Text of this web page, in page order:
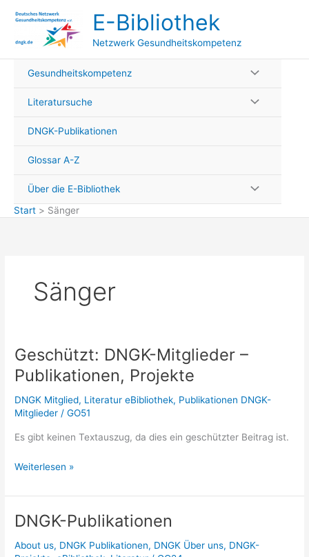
Inhalt
E-Bibliothek
Netzwerk Gesundheitskompetenz
Gesundheitskompetenz
Literatursuche
DNGK-Publikationen
Glossar A-Z
Über die E-Bibliothek
Start
Sänger
Sänger
Geschützt: DNGK-Mitglieder –
Publikationen, Projekte
DNGK Mitglied, Literatur eBibliothek, Publikationen DNGK-
Mitglieder /GO51
Es gibt keinen Textauszug, da dies ein geschützter Beitrag ist.
Geschützt:
Mitglieder
Publikationen,
Projekte
Weiterlesen »
DNGK-Publikationen
About us, DNGK Publikationen, DNGK Über uns, DNGK-